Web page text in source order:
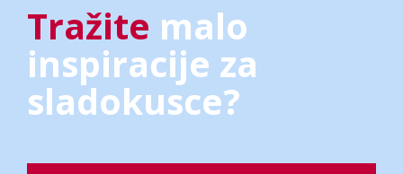
Tražite malo
inspiracije za
sladokusce?